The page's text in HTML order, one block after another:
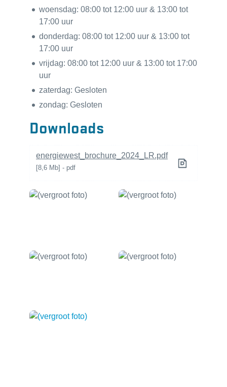
woensdag: 08:00 tot 12:00 uur & 13:00 tot
17:00 uur
donderdag: 08:00 tot 12:00 uur & 13:00 tot
17:00 uur
vrijdag: 08:00 tot 12:00 uur & 13:00 tot 17:00
uur
zaterdag: Gesloten
zondag: Gesloten
Downloads
energiewest_brochure_2024_LR.pdf
8,6 Mb pdf